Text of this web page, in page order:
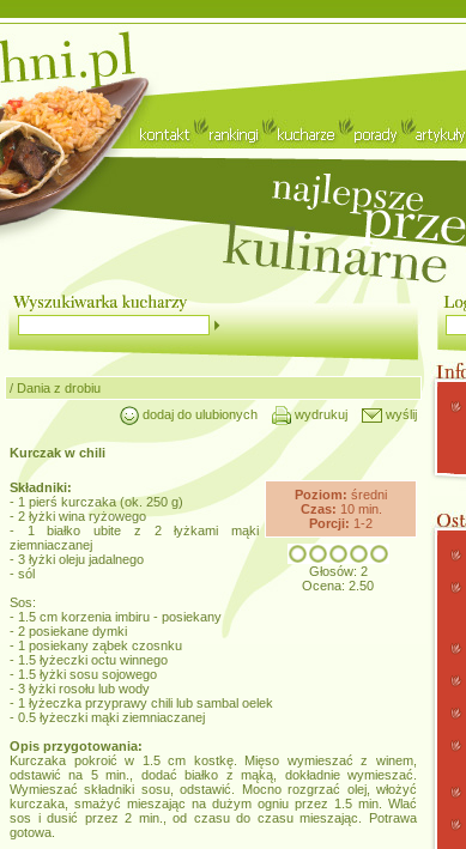
/ Dania z drobiu
dodaj do ulubionych
wydrukuj wyślij
Kurczak w chili
Poziom: średni
Czas: 10 min.
Porcji: 1-2
Głosów: 2
Ocena: 2.50
Składniki:
- 1 pierś kurczaka (ok. 250 g)
- 2 łyżki wina ryżowego
- 1 białko ubite z 2 łyżkami mąki
ziemniaczanej
- 3 łyżki oleju jadalnego
- sól
Sos:
- 1.5 cm korzenia imbiru - posiekany
- 2 posiekane dymki
- 1 posiekany ząbek czosnku
- 1.5 łyżeczki octu winnego
- 1.5 łyżki sosu sojowego
- 3 łyżki rosołu lub wody
- 1 łyżeczka przyprawy chili lub sambal oelek
- 0.5 łyżeczki mąki ziemniaczanej
Opis przygotowania:
Kurczaka pokroić w 1.5 cm kostkę. Mięso wymieszać z winem,
odstawić na 5 min., dodać białko z mąką, dokładnie wymieszać.
Wymieszać składniki sosu, odstawić. Mocno rozgrzać olej, włożyć
kurczaka, smażyć mieszając na dużym ogniu przez 1.5 min. Wlać
sos i dusić przez 2 min., od czasu do czasu mieszając. Potrawa
gotowa.